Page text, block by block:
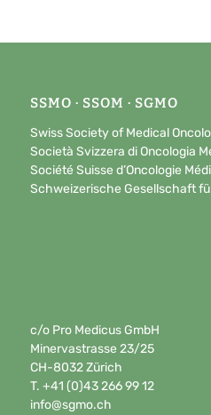
SSMO · SSOM · SGMO
Swiss Society of Medical
Società Svizzera di Oncologia
Société Suisse d’Oncologie
Schweizerische Gesellschaft
c/o Pro Medicus GmbH
Minervastrasse 23/25
CH-8032 Zürich
T. +41 (0)43 266 99 12
info@sgmo.ch